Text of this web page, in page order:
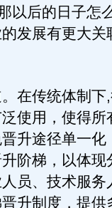
以后的日子怎
发展有更大关
传统体制下,
使用，使得所
升途径单一化
阶梯，以体现
员、技术服务
升制度，提供